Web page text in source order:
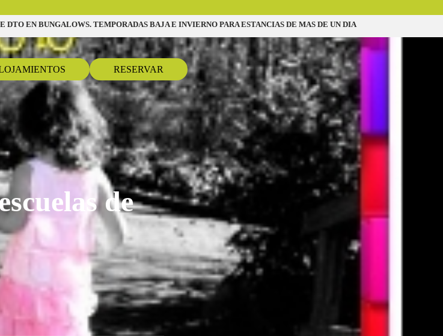
DTO EN BUNGALOWS. TEMPORADAS BAJA E INVIERNO PARA ESTANCIAS DE MAS DE UN DIA
RESERVAR
de